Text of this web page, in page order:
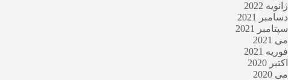
ژانویه 2022
دسامبر 2021
سپتامبر 2021
می 2021
فوریه 2021
اکتبر 2020
می 2020